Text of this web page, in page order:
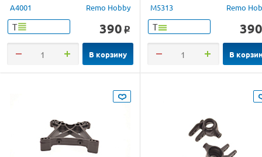
A4001 Remo Hobby
Т 390 o
В корзину
M5313 Remo
Т 390
В